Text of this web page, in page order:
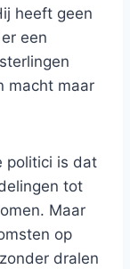
heeft geen
een
macht maar
politici is dat
tot
Maar
op
dralen